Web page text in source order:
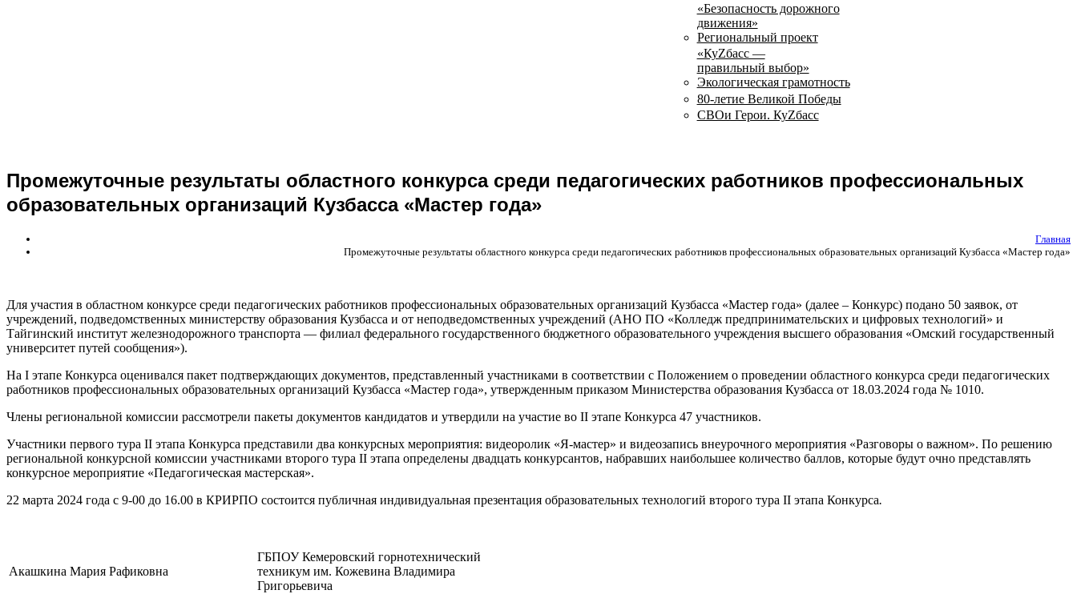
«Безопасность дорожного
движения»
Региональный проект
«КуZбасс —
правильный выбор»
Экологическая грамотность
80-летие Великой Победы
СВОи Герои. КуZбасс
Промежуточные результаты областного конкурса среди педагогических работников профессиональных
образовательных организаций Кузбасса «Мастер года»
Главная
Промежуточные результаты областного конкурса среди педагогических работников профессиональных образовательных организаций Кузбасса «Мастер года»
Для участия в областном конкурсе среди педагогических работников профессиональных образовательных организаций Кузбасса «Мастер года» (далее – Конкурс) подано 50 заявок, от
учреждений, подведомственных министерству образования Кузбасса и от неподведомственных учреждений (АНО ПО «Колледж предпринимательских и цифровых технологий» и
Тайгинский институт железнодорожного транспорта — филиал федерального государственного бюджетного образовательного учреждения высшего образования «Омский государственный
университет путей сообщения»).
На I этапе Конкурса оценивался пакет подтверждающих документов, представленный участниками в соответствии с Положением о проведении областного конкурса среди педагогических
работников профессиональных образовательных организаций Кузбасса «Мастер года», утвержденным приказом Министерства образования Кузбасса от 18.03.2024 года № 1010.
Члены региональной комиссии рассмотрели пакеты документов кандидатов и утвердили на участие во II этапе Конкурса 47 участников.
Участники первого тура II этапа Конкурса представили два конкурсных мероприятия: видеоролик «Я-мастер» и видеозапись внеурочного мероприятия «Разговоры о важном». По решению
региональной конкурсной комиссии участниками второго тура II этапа определены двадцать конкурсантов, набравших наибольшее количество баллов, которые будут очно представлять
конкурсное мероприятие «Педагогическая мастерская».
22 марта 2024 года с 9-00 до 16.00 в КРИРПО состоится публичная индивидуальная презентация образовательных технологий второго тура II этапа Конкурса.
Акашкина Мария Рафиковна
ГБПОУ Кемеровский горнотехнический
техникум им. Кожевина Владимира
Григорьевича